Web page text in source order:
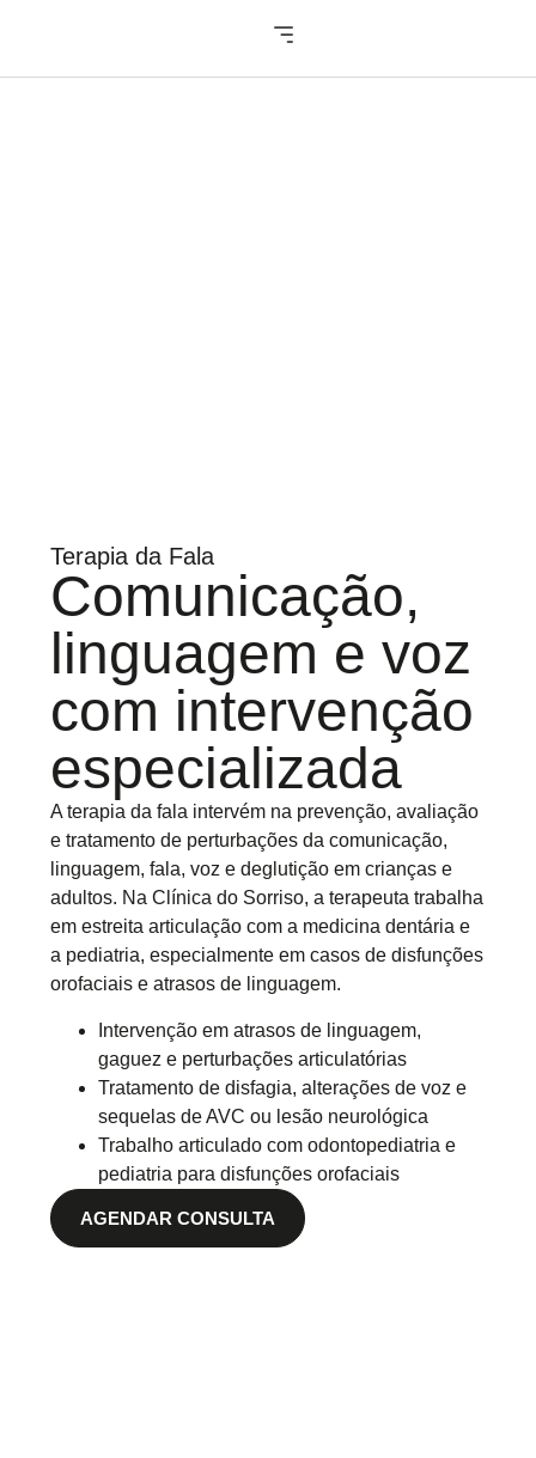
Terapia da Fala
Comunicação,
linguagem e voz
com intervenção
especializada
A terapia da fala intervém na prevenção, avaliação
e tratamento de perturbações da comunicação,
linguagem, fala, voz e deglutição em crianças e
adultos. Na Clínica do Sorriso, a terapeuta trabalha
em estreita articulação com a medicina dentária e
a pediatria, especialmente em casos de disfunções
orofaciais e atrasos de linguagem.
Intervenção em atrasos de linguagem,
gaguez e perturbações articulatórias
Tratamento de disfagia, alterações de voz e
sequelas de AVC ou lesão neurológica
Trabalho articulado com odontopediatria e
pediatria para disfunções orofaciais
AGENDAR CONSULTA